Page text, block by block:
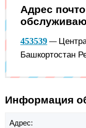
Адрес
453539 —
Башкортостан
Информация
Адрес: